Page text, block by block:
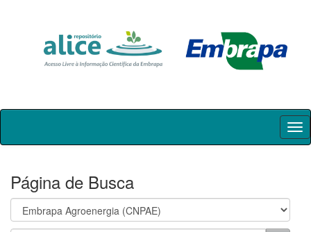
Skip
Página de Busca